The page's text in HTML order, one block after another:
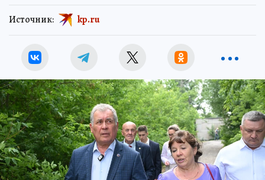
Источник: kp.ru